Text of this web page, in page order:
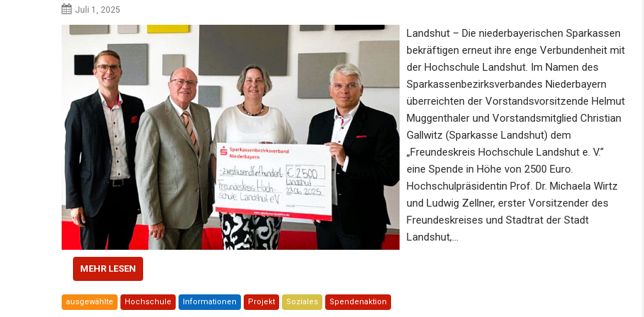
Juli 1, 2025
Landshut – Die niederbayerischen Sparkassen
bekräftigen erneut ihre enge Verbundenheit mit
der Hochschule Landshut. Im Namen des
Sparkassenbezirksverbandes Niederbayern
überreichten der Vorstandsvorsitzende Helmut
Muggenthaler und Vorstandsmitglied Christian
Gallwitz (Sparkasse Landshut) dem
„Freundeskreis Hochschule Landshut e. V.“
eine Spende in Höhe von 2500 Euro.
Hochschulpräsidentin Prof. Dr. Michaela Wirtz
und Ludwig Zellner, erster Vorsitzender des
Freundeskreises und Stadtrat der Stadt
Landshut,…
MEHR LESEN
ausgewählte Hochschule Informationen Projekt Soziales Spendenaktion